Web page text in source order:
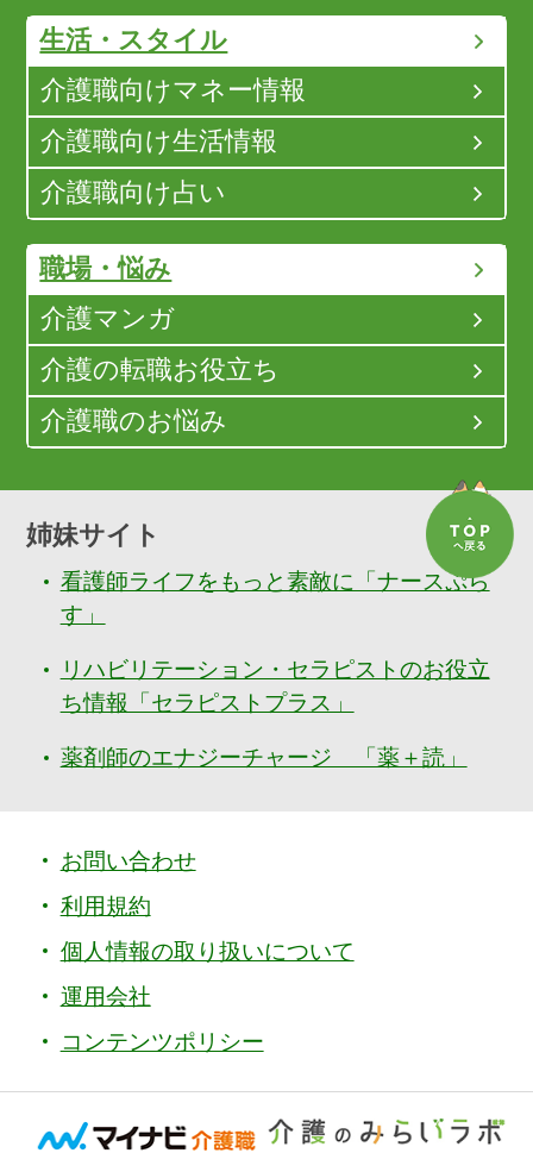
生活・スタイル
介護職向けマネー情報
介護職向け生活情報
介護職向け占い
職場・悩み
介護マンガ
介護の転職お役立ち
介護職のお悩み
姉妹サイト
看護師ライフをもっと素敵に「ナースぷら
す」
リハビリテーション・セラピストのお役立
ち情報「セラピストプラス」
薬剤師のエナジーチャージ 「薬＋読」
お問い合わせ
利用規約
個人情報の取り扱いについて
運用会社
コンテンツポリシー